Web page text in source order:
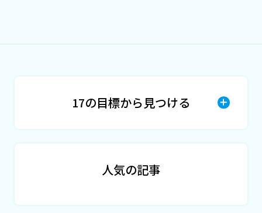
17の目標から 見つける
人気の記事